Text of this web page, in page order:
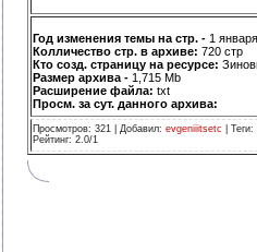
Год изменения темы на стр. - 1
Колличество стр. в архиве: 720 стр
Кто созд. страницу на ресурсе:
Размер архива - 1,715 Mb
Расширение файла: txt
Просм. за сут. данного архива:
Просмотров: 321 Добавил: evgeniiitsetc Теги:
Рейтинг: 2.0/1